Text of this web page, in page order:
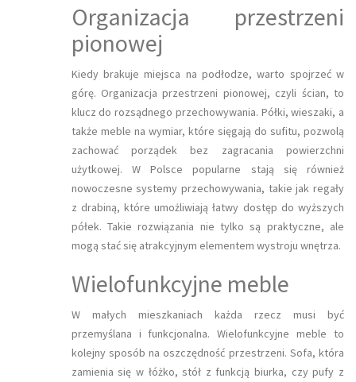
Organizacja przestrzeni
pionowej
Kiedy brakuje miejsca na podłodze, warto spojrzeć w
górę. Organizacja przestrzeni pionowej, czyli ścian, to
klucz do rozsądnego przechowywania. Półki, wieszaki, a
także meble na wymiar, które sięgają do sufitu, pozwolą
zachować porządek bez zagracania powierzchni
użytkowej. W Polsce popularne stają się również
nowoczesne systemy przechowywania, takie jak regały
z drabiną, które umożliwiają łatwy dostęp do wyższych
półek. Takie rozwiązania nie tylko są praktyczne, ale
mogą stać się atrakcyjnym elementem wystroju wnętrza.
Wielofunkcyjne meble
W małych mieszkaniach każda rzecz musi być
przemyślana i funkcjonalna. Wielofunkcyjne meble to
kolejny sposób na oszczędność przestrzeni. Sofa, która
zamienia się w łóżko, stół z funkcją biurka, czy pufy z